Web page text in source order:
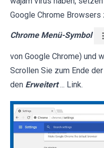
Google Chrome
Chrome Menü-Symbol
von Google Chrome) und
Scrollen Sie zum Ende
den Erweitert ... Link.